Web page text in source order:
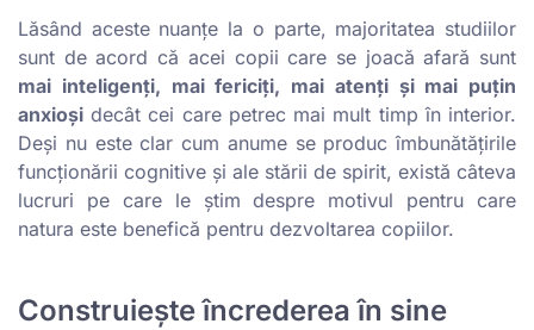
Lăsând aceste nuanțe la o parte, majoritatea studiilor
sunt de acord că acei copii care se joacă afară sunt
mai inteligenți, mai fericiți, mai atenți și mai puțin
anxioși decât cei care petrec mai mult timp în interior.
Deși nu este clar cum anume se produc îmbunătățirile
funcționării cognitive și ale stării de spirit, există câteva
lucruri pe care le știm despre motivul pentru care
natura este benefică pentru dezvoltarea copiilor.
Construiește încrederea în sine